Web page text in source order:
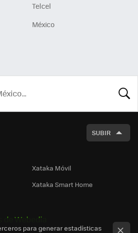
Telcel
México
SUBIR
Xataka Móvil
Xataka Smart Home
Webedia
para generar estadísticas